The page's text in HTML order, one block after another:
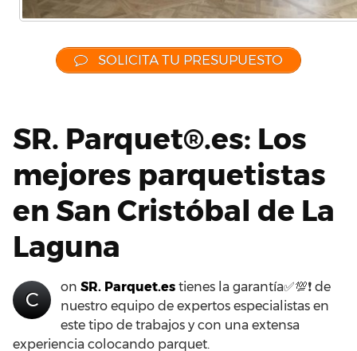
SOLICITA TU PRESUPUESTO
SR. Parquet®.es: Los
mejores parquetistas
en San Cristóbal de La
Laguna
C
on SR. Parquet.es tienes la garantía✅💯❗ de
nuestro equipo de expertos especialistas en
este tipo de trabajos y con una extensa
experiencia colocando parquet.